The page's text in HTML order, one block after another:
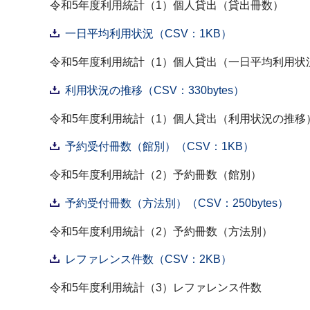
令和5年度利用統計（1）個人貸出（貸出冊数）
一日平均利用状況（CSV：1KB）
令和5年度利用統計（1）個人貸出（一日平均利用状
利用状況の推移（CSV：330bytes）
令和5年度利用統計（1）個人貸出（利用状況の推移
予約受付冊数（館別）（CSV：1KB）
令和5年度利用統計（2）予約冊数（館別）
予約受付冊数（方法別）（CSV：250bytes）
令和5年度利用統計（2）予約冊数（方法別）
レファレンス件数（CSV：2KB）
令和5年度利用統計（3）レファレンス件数